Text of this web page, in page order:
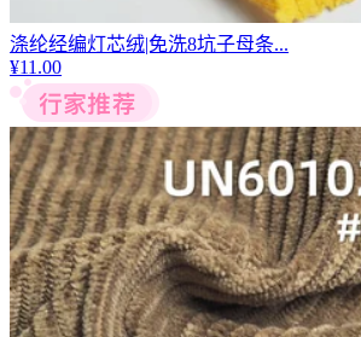
涤纶经编灯芯绒|免洗8坑子母条...
¥11.00